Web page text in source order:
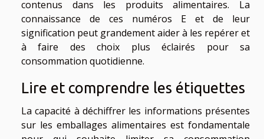
contenus dans les produits alimentaires. La
connaissance de ces numéros E et de leur
signification peut grandement aider à les repérer et
à faire des choix plus éclairés pour sa
consommation quotidienne.
Lire et comprendre les étiquettes
La capacité à déchiffrer les informations présentes
sur les emballages alimentaires est fondamentale